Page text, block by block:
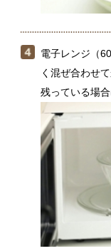
つくる量を増やし
電子レンジで加熱
ん。2人分ずつに分